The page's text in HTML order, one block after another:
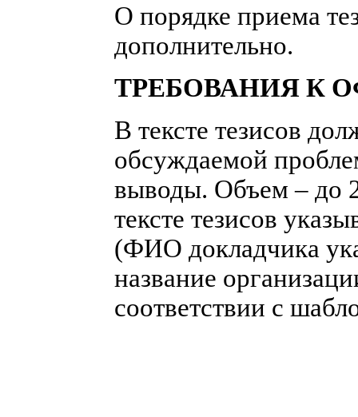
О порядке приема
дополнительно.
ТРЕБОВАНИЯ К
В тексте тезисов
обсуждаемой
выводы. Объем – до
тексте тезисов
(ФИО докладчика
название
соответствии с